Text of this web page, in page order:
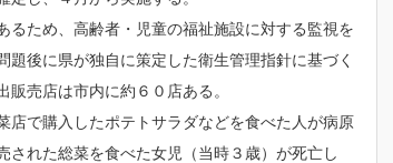
ため、高齢者・児童の福祉施設に対する監視を
後に県が独自に策定した衛生管理指針に基づく
売店は市内に約６０店ある。
店で購入したポテトサラダなどを食べた人が病原
れた総菜を食べた女児（当時３歳）が死亡し